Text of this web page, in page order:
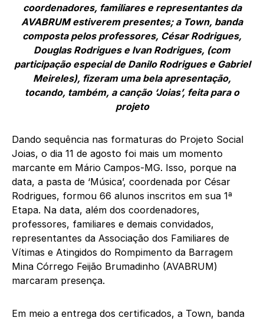
coordenadores, familiares e representantes da
AVABRUM estiverem presentes; a Town, banda
composta pelos professores, César Rodrigues,
Douglas Rodrigues e Ivan Rodrigues, (com
participação especial de Danilo Rodrigues e Gabriel
Meireles), fizeram uma bela apresentação,
tocando, também, a canção ‘Joias’, feita para o
projeto
Dando sequência nas formaturas do Projeto Social
Joias, o dia 11 de agosto foi mais um momento
marcante em Mário Campos-MG. Isso, porque na
data, a pasta de ‘Música’, coordenada por César
Rodrigues, formou 66 alunos inscritos em sua 1ª
Etapa. Na data, além dos coordenadores,
professores, familiares e demais convidados,
representantes da Associação dos Familiares de
Vítimas e Atingidos do Rompimento da Barragem
Mina Córrego Feijão Brumadinho (AVABRUM)
marcaram presença.
Em meio a entrega dos certificados, a Town, banda